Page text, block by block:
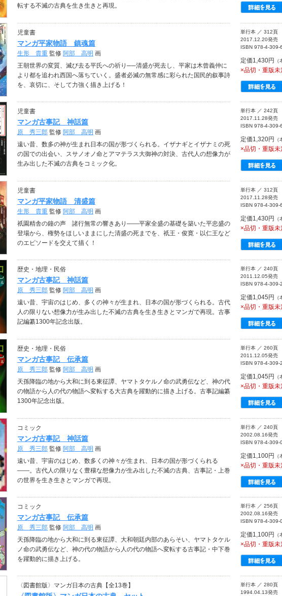
転する不滅の古典を生き生きと再現。
児童書
マンガ平家物語 鎮魂篇
生形 貴重 監修 阿部 高明 画
王朝世界の変質、滅び去る平氏への祈り──清盛が死去し、平家は木曾義仲に
より都を追われ西国へ落ちていく。盛者必滅の無常感に彩られた国民的叙事詩
を、哀切に、そして力強く描き上げる！
単行本 ／ 312頁
2017.12.20発売
ISBN 978-4-309-
定価1,430円
×品切・重版未
児童書
マンガ古事記 神話篇
原 秀三郎 監修 阿部 高明 画
遠い昔、数多の神が生まれ日本の国が形づくられる。イザナギとイザナミの死
の国での出会い、スサノオノ命とアマテラス大御神の対決、古代人の想像力が
生み出した不滅の古典をコミック化。
単行本 ／ 242頁
2017.11.28発売
ISBN 978-4-309-
定価1,320円
×品切・重版未
児童書
マンガ平家物語 清盛篇
生形 貴重 監修 阿部 高明 画
祇園精舎の鐘の声 諸行無常の響きあり――平家全盛の基礎を築いた平忠盛の
登場から、権勢をほしいままにした清盛の死までを、祇王・俊寛・以仁王など
のエピソードを交えて描く！
単行本 ／ 312頁
2017.11.28発売
ISBN 978-4-309-
定価1,430円
×品切・重版未
歴史・地理・民俗
マンガ古事記 神話篇
原 秀三郎 監修 阿部 高明 画
遠い昔、宇宙のはじめ、多くの神々が生まれ、日本の国が形づくられる。古代
人の限りない想像力が生み出した不滅の古典を生き生きとマンガで再現。古事
記編纂1300年記念出版。
単行本 ／ 240頁
2011.12.05発売
ISBN 978-4-309-
定価1,045円
×品切・重版未
歴史・地理・民俗
マンガ古事記 伝承篇
原 秀三郎 監修 阿部 高明 画
天孫降臨の地から大和に到る東征譚、ヤマトタケルノ命の武勇伝など、神の代
の物語から人の代の物語へ変転する大古典を躍動的に描き上げる。古事記編纂
1300年記念出版。
単行本 ／ 260頁
2011.12.05発売
ISBN 978-4-309-
定価1,045円
×品切・重版未
コミック
マンガ古事記 神話篇
原 秀三郎 監修 阿部 高明 画
遠い昔、宇宙のはじめ、数多くの神々が生まれ、日本の国が形づくられる
――。古代人の限りなく豊穰な想像力が生み出した不滅の古典、古事記・上巻
の世界を生き生きとマンガで再現。
単行本 ／ 240頁
2002.08.16発売
ISBN 978-4-309-
定価1,100円
×品切・重版未
コミック
マンガ古事記 伝承篇
原 秀三郎 監修 阿部 高明 画
天孫降臨の地から大和に到る東征譚、大和朝廷内部のあらそい、ヤマトタケル
ノ命の武勇伝など、神の代の物語から人の代の物語へ変転する古事記・中下巻
を躍動的に描き上げる。
単行本 ／ 256頁
2002.08.16発売
ISBN 978-4-309-
定価1,100円
×品切・重版未
〈図書館版〉マンガ日本の古典【全13巻】
単行本 ／ 280頁
1994.04.13発売